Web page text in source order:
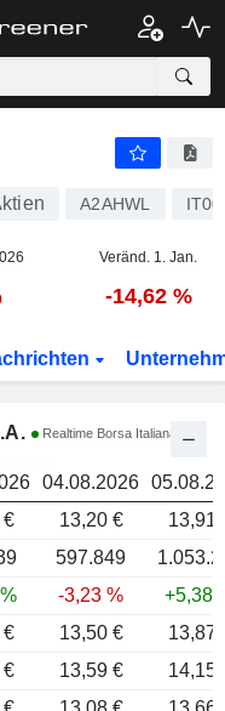
13,78
A2AHWL
Veränd. 1. Jan.
-14,62 %
Realtime Borsa Italiana
04.08.2026
€ 13,20 €
13,91
597.849
-3,23 %
+5,38
€ 13,50 €
13,87
€ 13,59 €
14,15